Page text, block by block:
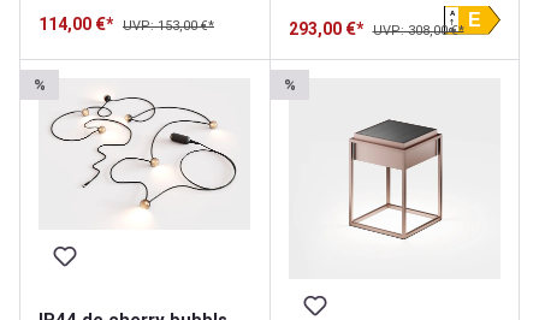
114,00 €* UVP: 153,00 €* 293,00 €* UVP: 308,00 €*
E
A
G
% %